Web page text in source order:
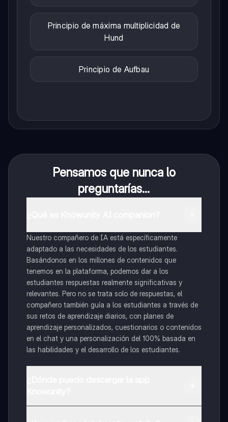
Principio de máxima multiplicidad de
Hund
Principio de Aufbau
Pensamos que nunca lo
preguntarías...
Nuestro compañero de IA está específicamente
adaptado a las necesidades de los estudiantes.
Basándonos en los millones de contenidos que
tenemos en la plataforma, podemos dar a los
estudiantes respuestas realmente significativas y
relevantes. Pero no se trata solo de respuestas, el
compañero también guía a los estudiantes a través de
sus retos de aprendizaje diarios, con planes de
aprendizaje personalizados, cuestionarios o contenidos
en el chat y una personalización del 100% basada en
las habilidades y el desarrollo de los estudiantes.